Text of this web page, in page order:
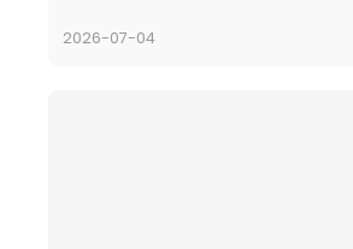
2026-07-04